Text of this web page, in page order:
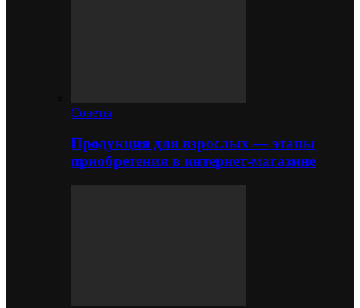
Советы
Продукция для взрослых — этапы
приобретения в интернет-магазине